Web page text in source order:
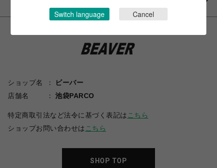
ショップ名
ビーバー
店舗名
池袋PARCO
特定商取引法など法令に基づく表記は こちら
ショップお問い合わせは こちら
SHOP TOP
Switch language Cancel